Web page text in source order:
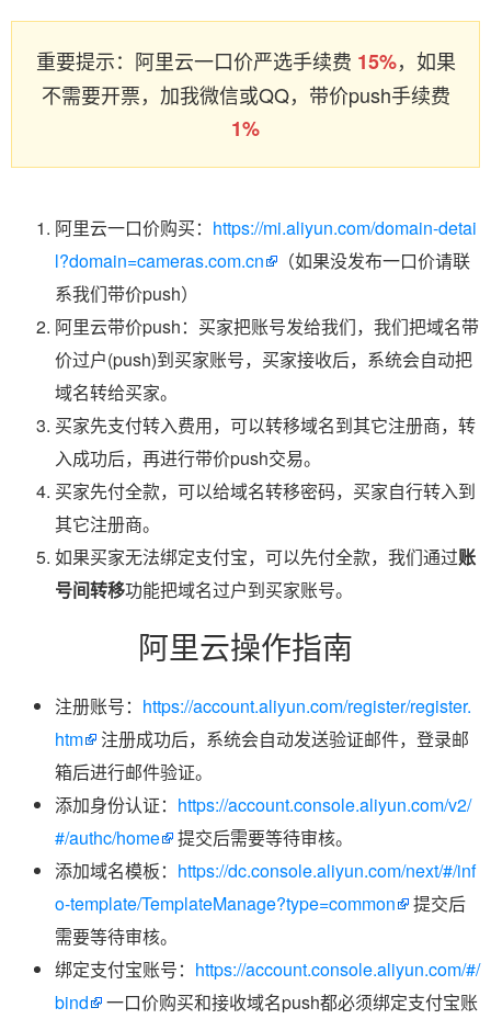
重要提示：阿里云一口价严选手续费 15%，如果
不需要开票，加我微信或QQ，带价push手续费
1%
阿里云一口价购买： https://mi.aliyun.com/domain-detai
l?domain=cameras.com.cn
（如果没发布一口价请联
系我们带价push）
阿里云带价push：买家把账号发给我们，我们把域名带
价过户(push)到买家账号，买家接收后，系统会自动把
域名转给买家。
买家先支付转入费用，可以转移域名到其它注册商，转
入成功后，再进行带价push交易。
买家先付全款，可以给域名转移密码，买家自行转入到
其它注册商。
如果买家无法绑定支付宝，可以先付全款，我们通过账
号间转移功能把域名过户到买家账号。
阿里云操作指南
注册账号： https://account.aliyun.com/register/register.
htm
注册成功后，系统会自动发送验证邮件，登录邮
箱后进行邮件验证。
添加身份认证： https://account.console.aliyun.com/v2/
#/authc/home
提交后需要等待审核。
添加域名模板： https://dc.console.aliyun.com/next/#/inf
o-template/TemplateManage?type=common
提交后
需要等待审核。
绑定支付宝账号： https://account.console.aliyun.com/#/
bind
一口价购买和接收域名push都必须绑定支付宝账